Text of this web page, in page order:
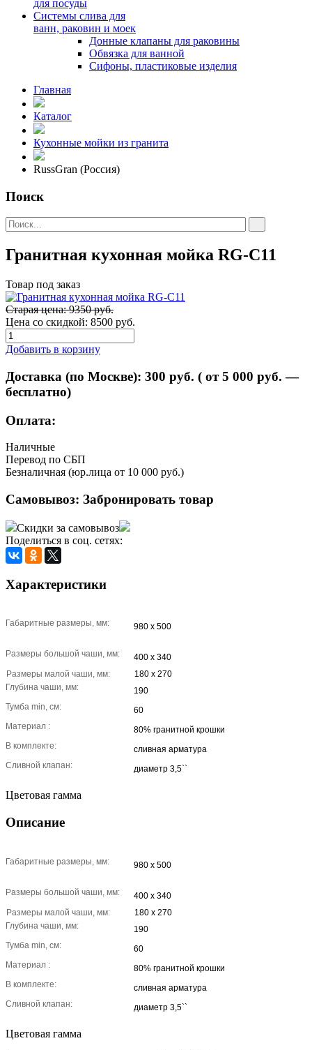
для посуды
Системы слива для
ванн, раковин и моек
Донные клапаны для раковины
Обвязка для ванной
Сифоны, пластиковые изделия
Главная
Каталог
Кухонные мойки из гранита
RussGran (Россия)
Поиск
Гранитная кухонная мойка RG-C11
Товар под заказ
Старая цена: 9350 руб.
Цена со скидкой: 8500 руб.
Добавить в корзину
Доставка (по Москве): 300 руб. ( от 5 000 руб. —
бесплатно)
Оплата:
Наличные
Перевод по СБП
Безналичная (юр.лица от 10 000 руб.)
Самовывоз: Забронировать товар
Скидки за самовывоз
Поделиться в соц. сетях:
Характеристики
Габаритные размеры, мм: 980 х 500
Размеры большой чаши, мм:
400 х 340
Размеры малой чаши, мм:
180 х 270
Глубина чаши, мм:
190
Тумба min, см:
60
Материал :
80% гранитной крошки
В комплекте:
сливная арматура
Сливной клапан:
диаметр 3,5``
Цветовая гамма
Описание
Габаритные размеры, мм: 980 х 500
Размеры большой чаши, мм:
400 х 340
Размеры малой чаши, мм:
180 х 270
Глубина чаши, мм:
190
Тумба min, см:
60
Материал :
80% гранитной крошки
В комплекте:
сливная арматура
Сливной клапан:
диаметр 3,5``
Цветовая гамма